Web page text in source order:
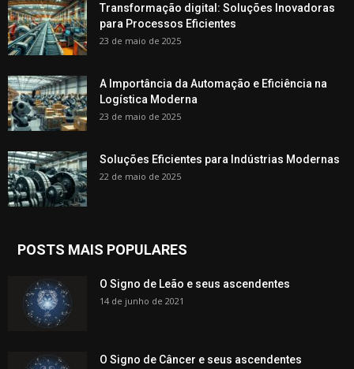
Transformação digital: Soluções Inovadoras
para Processos Eficientes
23 de maio de 2025
A Importância da Automação e Eficiência na
Logística Moderna
23 de maio de 2025
Soluções Eficientes para Indústrias Modernas
22 de maio de 2025
POSTS MAIS POPULARES
O Signo de Leão e seus ascendentes
14 de junho de 2021
O Signo de Câncer e seus ascendentes